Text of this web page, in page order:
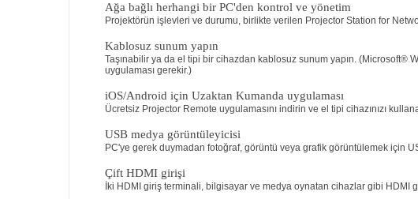
Ağa bağlı herhangi bir PC'den kontrol ve yönetim
Projektörün işlevleri ve durumu, birlikte verilen Projector Station for
Kablosuz sunum yapın
Taşınabilir ya da el tipi bir cihazdan kablosuz sunum yapın.
uygulaması gerekir.)
iOS/Android için Uzaktan Kumanda uygulaması
Ücretsiz Projector Remote uygulamasını indirin ve el tipi cihazınızı
USB medya görüntüleyicisi
PC'ye gerek duymadan fotoğraf, görüntü veya grafik görüntülemek için
Çift HDMI girişi
İki HDMI giriş terminali, bilgisayar ve medya oynatan cihazlar gibi HDMI